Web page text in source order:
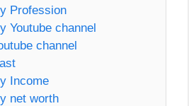
Profession
Youtube channel
channel
Income
net worth